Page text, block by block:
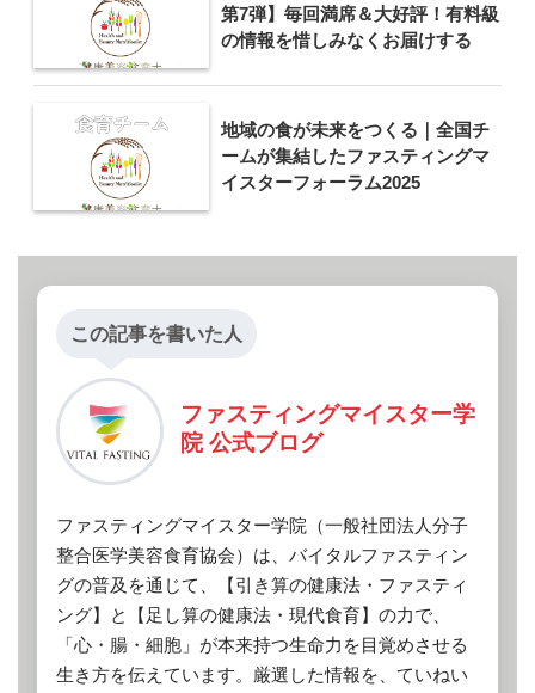
第7弾】毎回満席＆大好評！有料級
の情報を惜しみなくお届けする
地域の食が未来をつくる｜全国チ
ームが集結したファスティングマ
イスターフォーラム2025
この記事を書いた人
ファスティングマイスター学
院 公式ブログ
ファスティングマイスター学院（一般社団法人分子
整合医学美容食育協会）は、バイタルファスティン
グの普及を通じて、【引き算の健康法・ファスティ
ング】と【足し算の健康法・現代食育】の力で、
「心・腸・細胞」が本来持つ生命力を目覚めさせる
生き方を伝えています。厳選した情報を、ていねい